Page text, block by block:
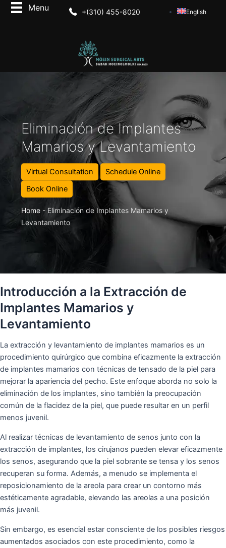
English
+(310) 455-8020
Eliminación de Implantes
Mamarios y Levantamiento
Virtual Consultation
Schedule Online
Book Online
Home - Eliminación de Implantes Mamarios y
Levantamiento
Introducción a la Extracción de
Implantes Mamarios y
Levantamiento
La extracción y levantamiento de implantes mamarios es un
procedimiento quirúrgico que combina eficazmente la extracción
de implantes mamarios con técnicas de tensado de la piel para
mejorar la apariencia del pecho. Este enfoque aborda no solo la
eliminación de los implantes, sino también la preocupación
común de la flacidez de la piel, que puede resultar en un perfil
menos juvenil.
Al realizar técnicas de levantamiento de senos junto con la
extracción de implantes, los cirujanos pueden elevar eficazmente
los senos, asegurando que la piel sobrante se tensa y los senos
recuperan su forma. Además, a menudo se implementa el
reposicionamiento de la areola para crear un contorno más
estéticamente agradable, elevando las areolas a una posición
más juvenil.
Sin embargo, es esencial estar consciente de los posibles riesgos
aumentados asociados con este procedimiento, como la